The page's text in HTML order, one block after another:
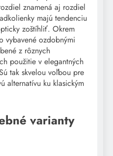
znamená aj rozdiel
majú tendenciu
zoštíhliť. Okrem
vybavené ozdobnými
z rôznych
použitie v elegantných
tak skvelou voľbou pre
alternatívu ku klasickým
varianty